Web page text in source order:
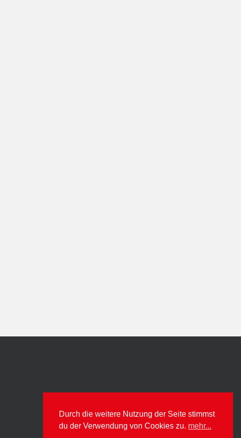
Durch die weitere Nutzung der Seite stimmst
du der Verwendung von Cookies zu. mehr...